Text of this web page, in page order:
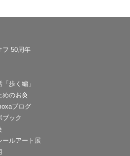
フ 50周年
歩く編」
めのお灸
ブログ
ブック
ールアート展